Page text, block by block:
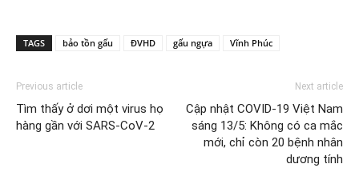
TAGS bảo tồn gấu ĐVHD gấu ngựa Vĩnh Phúc
Previous article
Tìm thấy ở dơi một virus họ
hàng gần với SARS-CoV-2
Next article
Cập nhật COVID-19 Việt Nam
sáng 13/5: Không có ca mắc
mới, chỉ còn 20 bệnh nhân
dương tính